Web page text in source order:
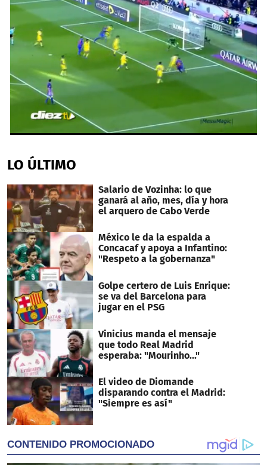
of
30
LO ÚLTIMO
Salario de Vozinha: lo que
ganará al año, mes, día y hora
el arquero de Cabo Verde
México le da la espalda a
Concacaf y apoya a Infantino:
"Respeto a la gobernanza"
Golpe certero de Luis Enrique:
se va del Barcelona para
jugar en el PSG
Vinicius manda el mensaje
que todo Real Madrid
esperaba: "Mourinho..."
El video de Diomande
disparando contra el Madrid:
"Siempre es así"